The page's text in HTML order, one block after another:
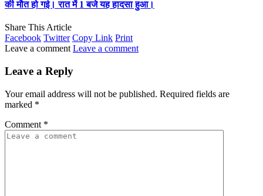
की मौत हो गई। रात में 1 बजे यह हादसा हुआ।
Share This Article
Facebook Twitter Copy Link Print
Leave a comment Leave a comment
Leave a Reply
Your email address will not be published. Required fields are
marked *
Comment *